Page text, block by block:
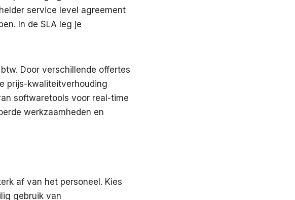
service level agreement
In de SLA leg je
Door verschillende offertes
prijs-kwaliteitverhouding
softwaretools voor real-time
werkzaamheden en
af van het personeel. Kies
gebruik van